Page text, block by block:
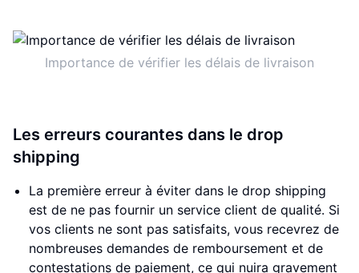
Importance de vérifier les délais de livraison
Les erreurs courantes dans le drop
shipping
La première erreur à éviter dans le drop shipping
est de ne pas fournir un service client de qualité. Si
vos clients ne sont pas satisfaits, vous recevrez de
nombreuses demandes de remboursement et de
contestations de paiement, ce qui nuira gravement